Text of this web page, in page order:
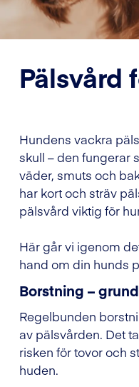
Pälsvård
Hundens vackra
skull – den fungerar
väder, smuts och
har kort och sträv
pälsvård viktig för
Här går vi igenom
hand om din hunds
Borstning –
Regelbunden
av pälsvården. Det
risken för tovor och
huden.